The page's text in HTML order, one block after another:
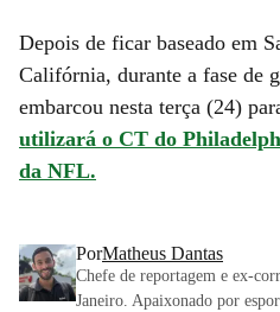
Depois de ficar baseado em
Califórnia, durante a fase de
embarcou nesta terça (24)
utilizará o CT do
da NFL.
PorMatheus Dantas
Chefe de reportagem e ex-
Janeiro. Apaixonado por